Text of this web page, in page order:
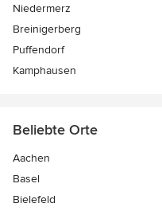
Niedermerz
Breinigerberg
Puffendorf
Kamphausen
Beliebte Orte
Aachen
Basel
Bielefeld